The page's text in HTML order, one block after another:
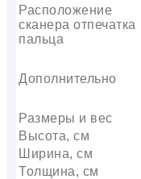
Расположение
сканера отпечатка
пальца
Дополнительно
Размеры и вес
Высота, см
Ширина, см
Толщина, см